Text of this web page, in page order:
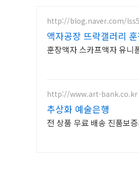
http://blog.naver.com/
액자공장 뜨락갤러리
훈장액자 스카프액자 유니
http://www.art-bank.co.kr
추상화 예술은행
전 상품 무료 배송 진품보